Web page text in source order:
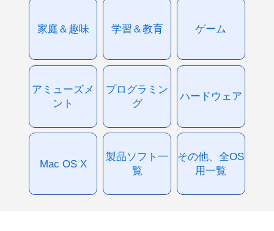
家庭＆趣味 学習＆教育 ゲーム
アミューズメ
ント
プログラミン
グ
ハードウェア
Mac OS X
製品ソフト一
覧
その他、全OS
用一覧